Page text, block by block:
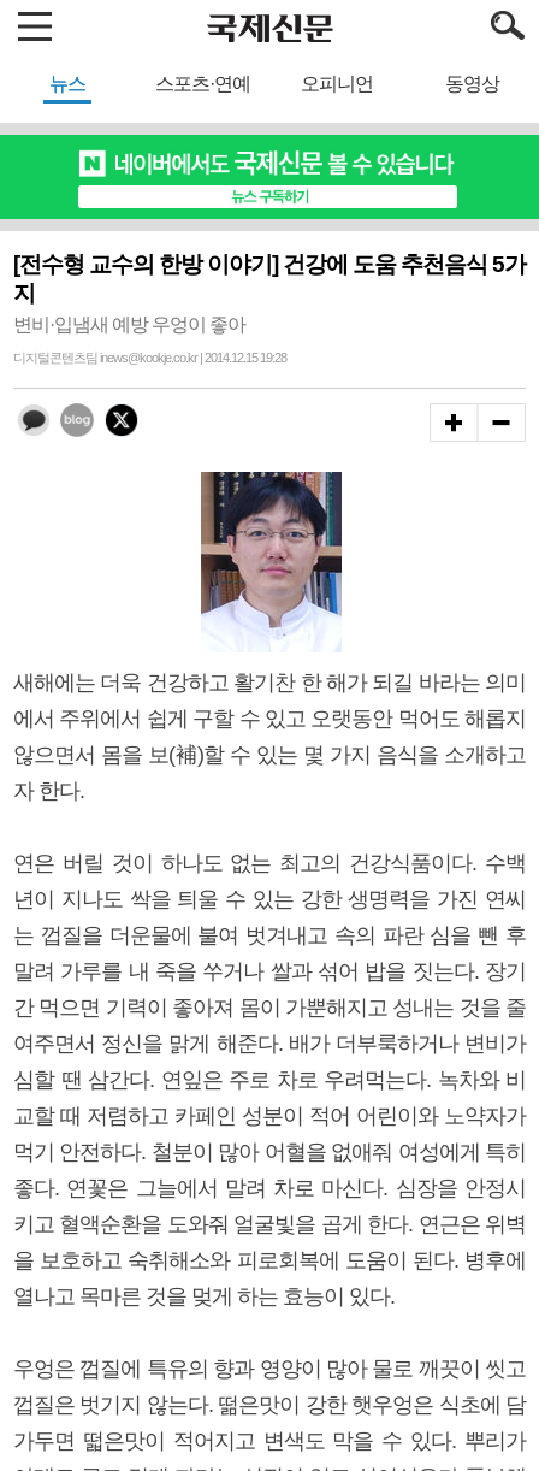
뉴스 스포츠·연예 오피니언 동영상
[전수형 교수의 한방 이야기] 건강에 도움 추천음식 5가
지
변비·입냄새 예방 우엉이 좋아
디지털콘텐츠팀 inews@kookje.co.kr | 2014.12.15 19:28
새해에는 더욱 건강하고 활기찬 한 해가 되길 바라는 의미
에서 주위에서 쉽게 구할 수 있고 오랫동안 먹어도 해롭지
않으면서 몸을 보(補)할 수 있는 몇 가지 음식을 소개하고
자 한다.
연은 버릴 것이 하나도 없는 최고의 건강식품이다. 수백
년이 지나도 싹을 틔울 수 있는 강한 생명력을 가진 연씨
는 껍질을 더운물에 불여 벗겨내고 속의 파란 심을 뺀 후
말려 가루를 내 죽을 쑤거나 쌀과 섞어 밥을 짓는다. 장기
간 먹으면 기력이 좋아져 몸이 가뿐해지고 성내는 것을 줄
여주면서 정신을 맑게 해준다. 배가 더부룩하거나 변비가
심할 땐 삼간다. 연잎은 주로 차로 우려먹는다. 녹차와 비
교할 때 저렴하고 카페인 성분이 적어 어린이와 노약자가
먹기 안전하다. 철분이 많아 어혈을 없애줘 여성에게 특히
좋다. 연꽃은 그늘에서 말려 차로 마신다. 심장을 안정시
키고 혈액순환을 도와줘 얼굴빛을 곱게 한다. 연근은 위벽
을 보호하고 숙취해소와 피로회복에 도움이 된다. 병후에
열나고 목마른 것을 멎게 하는 효능이 있다.
우엉은 껍질에 특유의 향과 영양이 많아 물로 깨끗이 씻고
껍질은 벗기지 않는다. 떪은맛이 강한 햇우엉은 식초에 담
가두면 떫은맛이 적어지고 변색도 막을 수 있다. 뿌리가